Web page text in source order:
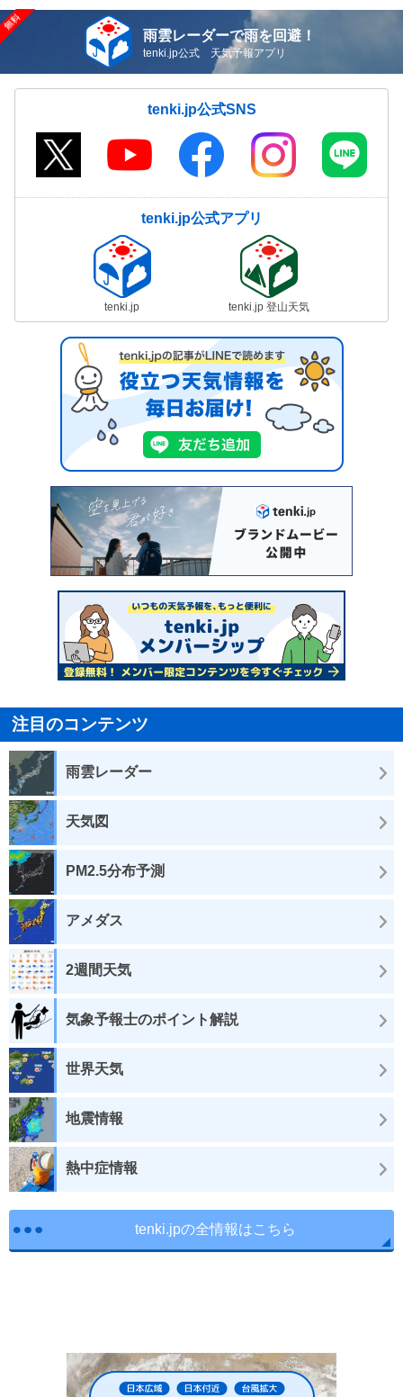
雨雲レーダーで雨を回避！
tenki.jp公式 天気予報アプリ
tenki.jp公式SNS
tenki.jp公式アプリ
tenki.jp tenki.jp 登山天気
注目のコンテンツ
雨雲レーダー
天気図
PM2.5分布予測
アメダス
2週間天気
気象予報士のポイント解説
世界天気
地震情報
熱中症情報
tenki.jpの全情報はこちら